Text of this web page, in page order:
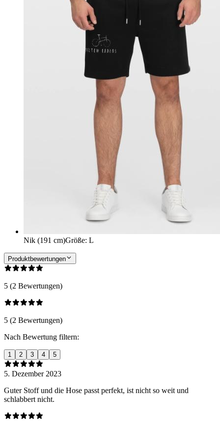
Nik (191 cm)Größe: L
Produktbewertungen
5 (2 Bewertungen)
5 (2 Bewertungen)
Nach Bewertung filtern:
1 2 3 4 5
5. Dezember 2023
Guter Stoff und die Hose passt perfekt, ist nicht so weit und
schlabbert nicht.